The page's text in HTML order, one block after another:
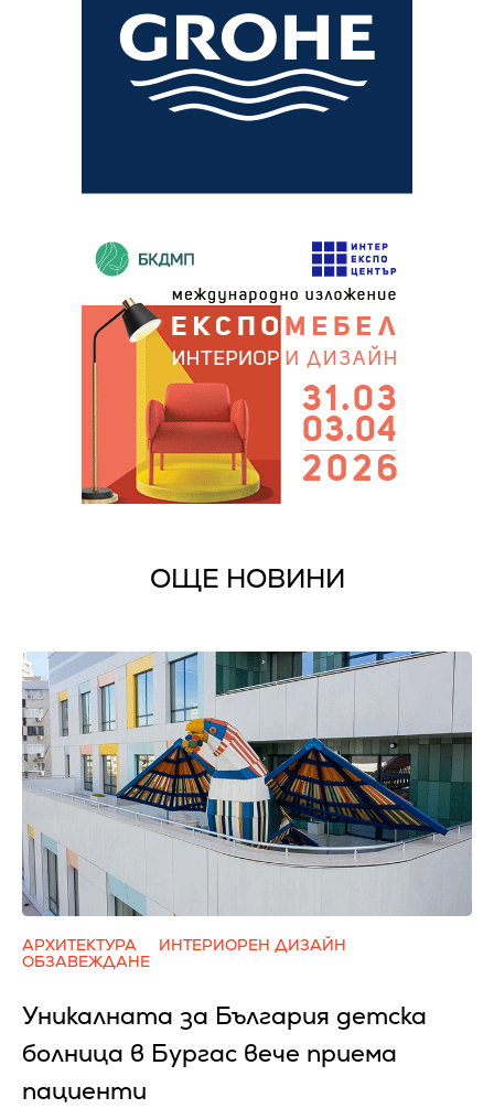
ОЩЕ НОВИНИ
АРХИТЕКТУРА
ИНТЕРИОРЕН ДИЗАЙН
ОБЗАВЕЖДАНЕ
Уникалната за България детска
болница в Бургас вече приема
пациенти